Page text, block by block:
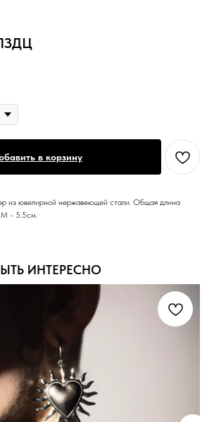
в корзину
из ювелирной нержавеющей стали. Общая длина
M - 5.5см.
ИНТЕРЕСНО